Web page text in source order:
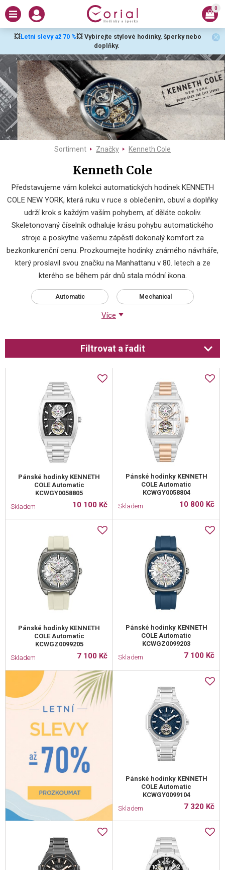
💥Letní slevy až 70 %💥 Vybírejte stylové hodinky, šperky nebo
doplňky.
0
Sortiment Značky Kenneth Cole
Kenneth Cole
Představujeme vám kolekci automatických hodinek KENNETH
COLE NEW YORK, která ruku v ruce s oblečením, obuví a doplňky
udrží krok s každým vaším pohybem, ať děláte cokoliv.
Skeletonovaný číselník odhaluje krásu pohybu automatického
stroje a poskytne vašemu zápěstí dokonalý komfort za
bezkonkurenční cenu. Prozkoumejte hodinky známého návrháře,
který proslavil svou značku na Manhattanu v 80. letech a ze
kterého se během pár dnů stala módní ikona.
Automatic Mechanical
Více
Filtrovat a řadit
Pánské hodinky KENNETH
COLE Automatic
KCWGY0058805
Skladem
10 100 Kč
Pánské hodinky KENNETH
COLE Automatic
KCWGY0058804
Skladem
10 800 Kč
Pánské hodinky KENNETH
COLE Automatic
KCWGZ0099205
Skladem
7 100 Kč
Pánské hodinky KENNETH
COLE Automatic
KCWGZ0099203
Skladem
7 100 Kč
Pánské hodinky KENNETH
COLE Automatic
KCWGY0099104
Skladem
7 320 Kč